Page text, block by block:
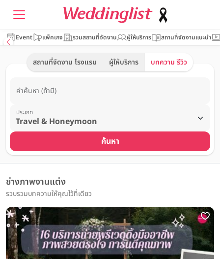
Event แพ็คเกจ รวมสถานที่จัดงาน ผู้ให้บริการ สถานที่จัดงานแนะนำ
สถานที่จัดงาน โรงแรม ผู้ให้บริการ บทความ รีวิว
คำค้นหา (ถ้ามี)
ประเภท
ค้นหา
ช่างภาพงานแต่ง
รวบรวมบทความให้คุณไว้ที่เดียว